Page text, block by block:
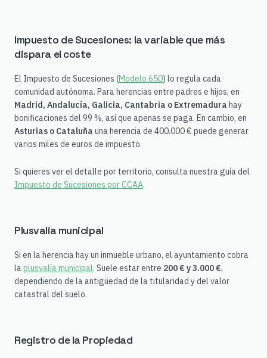
Impuesto de Sucesiones: la variable que más
dispara el coste
El Impuesto de Sucesiones (Modelo 650) lo regula cada
comunidad autónoma. Para herencias entre padres e hijos, en
Madrid, Andalucía, Galicia, Cantabria o Extremadura hay
bonificaciones del 99 %, así que apenas se paga. En cambio, en
Asturias o Cataluña una herencia de 400.000 € puede generar
varios miles de euros de impuesto.
Si quieres ver el detalle por territorio, consulta nuestra guía del
Impuesto de Sucesiones por CCAA.
Plusvalía municipal
Si en la herencia hay un inmueble urbano, el ayuntamiento cobra
laplusvalía municipal. Suele estar entre 200 € y 3.000 €,
dependiendo de la antigüedad de la titularidad y del valor
catastral del suelo.
Registro de la Propiedad